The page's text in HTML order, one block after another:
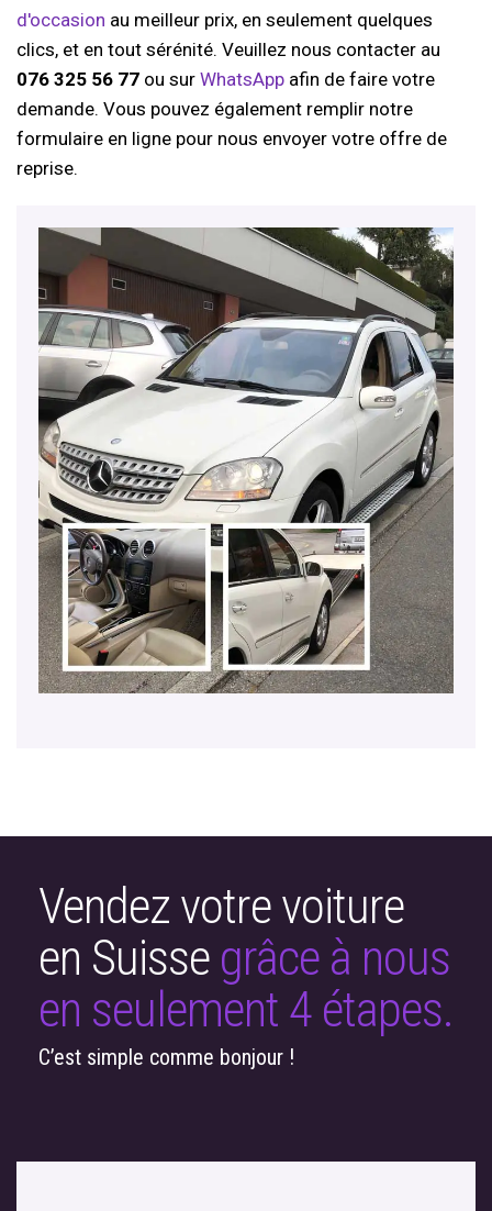
d'occasion au meilleur prix, en seulement quelques
clics, et en tout sérénité. Veuillez nous contacter au
076 325 56 77 ou sur WhatsApp afin de faire votre
demande. Vous pouvez également remplir notre
formulaire en ligne pour nous envoyer votre offre de
reprise.
Vendez votre voiture
en Suisse grâce à nous
en seulement 4 étapes.
C’est simple comme bonjour !